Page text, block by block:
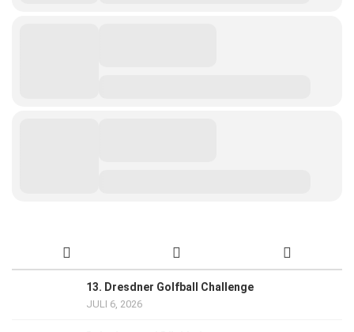
13. Dresdner Golfball Challenge
JULI 6, 2026